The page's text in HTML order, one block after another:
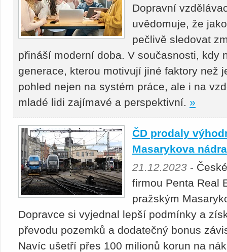
Dopravní
uvědomuje, že
pečlivě sledovat
přináší moderní doba. V současnosti, kdy
generace, kterou motivují jiné faktory než
pohled nejen na systém práce, ale i na
mladé lidi zajímavé a perspektivní. »
ČD prodaly
Masarykova
21.12.2023 -
firmou Penta Real
pražským
Dopravce si vyjednal lepší podmínky a
převodu pozemků a dodatečný bonus
Navíc ušetří přes 100 milionů korun na